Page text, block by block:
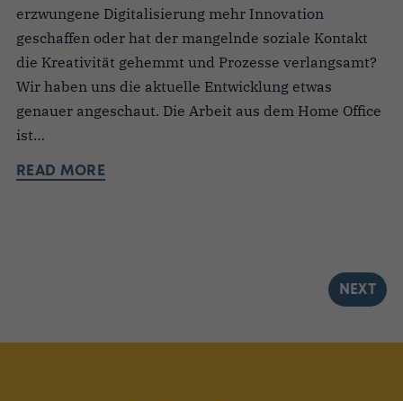
erzwungene Digitalisierung mehr Innovation
geschaffen oder hat der mangelnde soziale Kontakt
die Kreativität gehemmt und Prozesse verlangsamt?
Wir haben uns die aktuelle Entwicklung etwas
genauer angeschaut. Die Arbeit aus dem Home Office
ist…
READ MORE
NEXT